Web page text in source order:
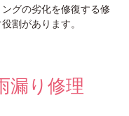
グの劣化を修復する修
割があります。
漏り修理